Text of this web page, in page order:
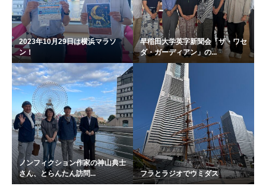
2023年10月29日は横浜マラソ
ン！
早稲田大学英字新聞会「ザ・ワセ
ダ・ガーディアン」の...
ノンフィクション作家の神山典士
さん、とらんたん訪問...
フラとラジオでウミダス